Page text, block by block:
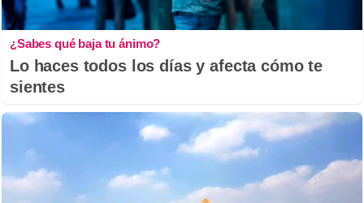
¿Sabes qué baja tu ánimo?
Lo haces todos los días y afecta cómo te
sientes